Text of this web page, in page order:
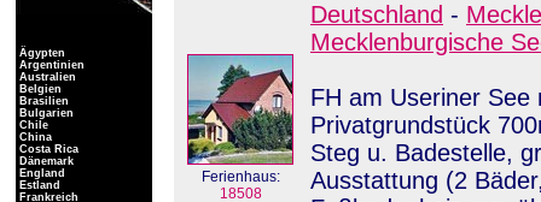
Ferienhaus:
18508
Deutschland -
Mecklenburgische
FH am Useriner
Privatgrundstück
Steg u. Badestelle,
Ausstattung (2
Ägypten
Argentinien
Australien
Belgien
Brasilien
Bulgarien
Chile
China
Costa Rica
Dänemark
England
Estland
Frankreich